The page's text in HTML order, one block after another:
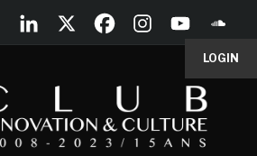
LOGIN